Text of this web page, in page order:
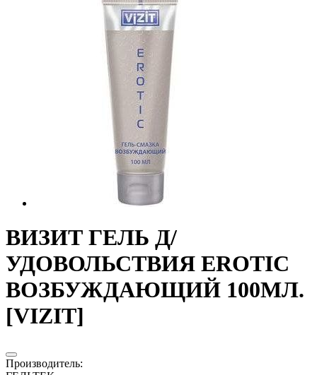
ВИЗИТ ГЕЛЬ Д/
УДОВОЛЬСТВИЯ EROTIC
ВОЗБУЖДАЮЩИЙ 100МЛ.
[VIZIT]
Производитель: